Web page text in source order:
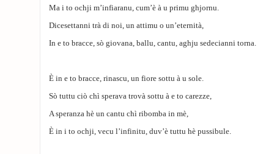
Ma i to ochji m’infiaranu, cum’è à u primu ghjornu.
Dicesettanni trà di noi, un attimu o un’eternità,
In e to bracce, sò giovana, ballu, cantu, aghju sedecianni torna.
È in e to bracce, rinascu, un fiore sottu à u sole.
Sò tuttu ciò chì sperava trovà sottu à e to carezze,
A speranza hè un cantu chì ribomba in mè,
È in i to ochji, vecu l’infinitu, duv’è tuttu hè pussibule.